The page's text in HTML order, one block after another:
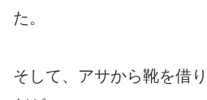
た。
そして、アサから靴を借